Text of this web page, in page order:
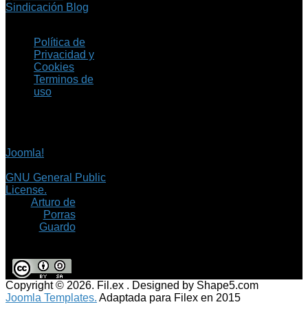
Sindicación Blog
Política de
Privacidad y
Cookies
Terminos de
uso
Joomla!
GNU General Public
License.
Arturo de
Porras
Guardo
Copyright © 2026. Fil.ex . Designed by Shape5.com
Joomla Templates. Adaptada para Filex en 2015